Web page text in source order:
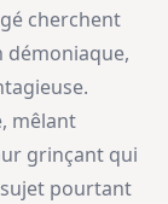
cherchent
démoniaque,
mêlant
grinçant qui
pourtant